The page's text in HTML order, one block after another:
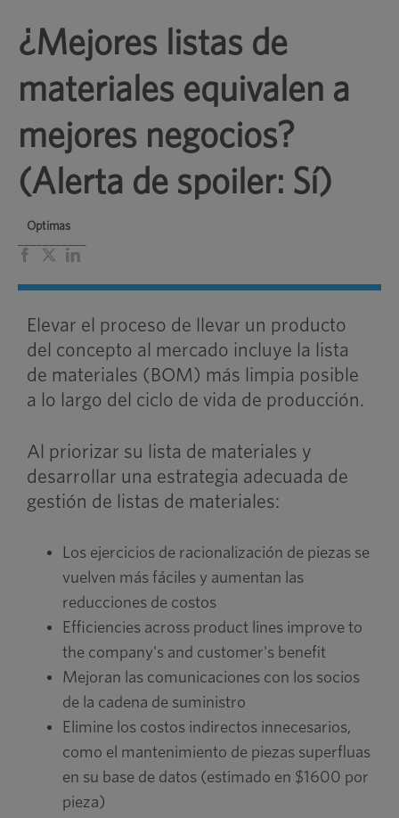
¿Mejores listas de
materiales equivalen a
mejores negocios?
(Alerta de spoiler: Sí)
Optimas
FacebookLinkedIn
Elevar el proceso de llevar un producto
del concepto al mercado incluye la lista
de materiales (BOM) más limpia posible
a lo largo del ciclo de vida de producción.
Al priorizar su lista de materiales y
desarrollar una estrategia adecuada de
gestión de listas de materiales:
Los ejercicios de racionalización de piezas se
vuelven más fáciles y aumentan las
reducciones de costos
Efficiencies across product lines improve to
the company's and customer's benefit
Mejoran las comunicaciones con los socios
de la cadena de suministro
Elimine los costos indirectos innecesarios,
como el mantenimiento de piezas superfluas
en su base de datos (estimado en $1600 por
pieza)